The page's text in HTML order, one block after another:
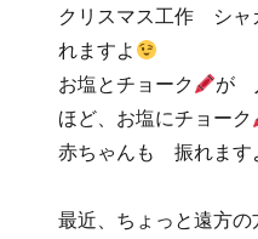
クリスマス工作 シャ
れますよ
お塩とチョーク
が
ほど、お塩にチョーク
赤ちゃんも 振れま
最近、ちょっと遠方